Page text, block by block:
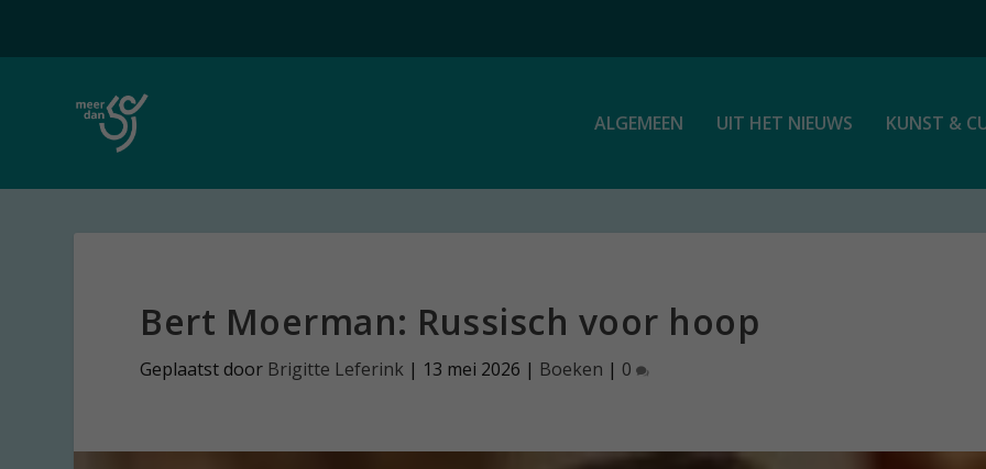
ALGEMEEN UIT HET NIEUWS KUNST &
Bert Moerman: Russisch voor hoop
Geplaatst door Brigitte Leferink | 13 mei 2026 | Boeken | 0